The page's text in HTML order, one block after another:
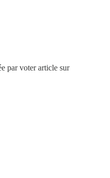
par voter article sur